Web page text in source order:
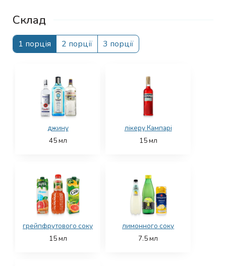
Склад
1 порція 2 порції 3 порції
джину
45мл
лікеру Кампарі
15мл
грейпфрутового соку
15мл
лимонного соку
7.5мл